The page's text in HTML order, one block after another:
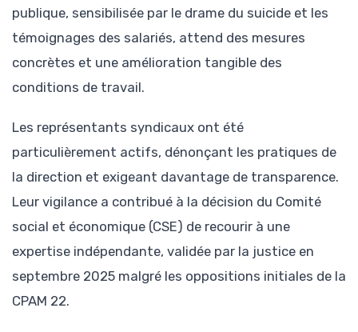
publique, sensibilisée par le drame du suicide et les
témoignages des salariés, attend des mesures
concrètes et une amélioration tangible des
conditions de travail.
Les représentants syndicaux ont été
particulièrement actifs, dénonçant les pratiques de
la direction et exigeant davantage de transparence.
Leur vigilance a contribué à la décision du Comité
social et économique (CSE) de recourir à une
expertise indépendante, validée par la justice en
septembre 2025 malgré les oppositions initiales de la
CPAM 22.